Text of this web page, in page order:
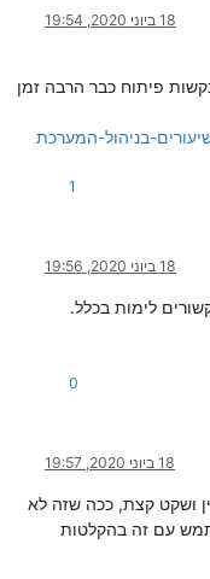
18 ביוני 2020, 19:54
פיתוח כבר הרבה זמן
1
18 ביוני 2020, 19:56
לימות בכלל.
0
18 ביוני 2020, 19:57
ושקט קצת, ככה שזה לא
עם זה בהקלטות